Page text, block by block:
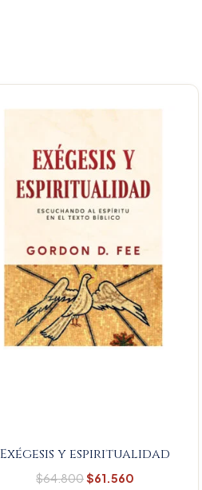
Exégesis y espiritualidad
$64.800
price
$61.560